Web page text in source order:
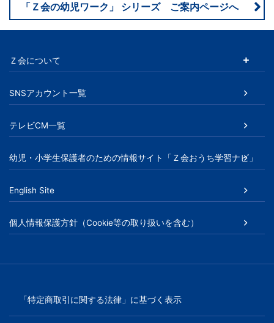
「Ｚ会の幼児ワーク」 シリーズ ご案内ページへ
Ｚ会について
SNSアカウント一覧
テレビCM一覧
幼児・小学生保護者のための情報サイト「Ｚ会おうち学習ナビ」
English Site
個人情報保護方針（Cookie等の取り扱いを含む）
「特定商取引に関する法律」に基づく表示